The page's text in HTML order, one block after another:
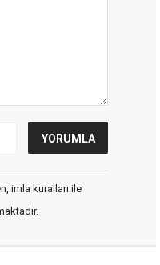
imla kuralları ile